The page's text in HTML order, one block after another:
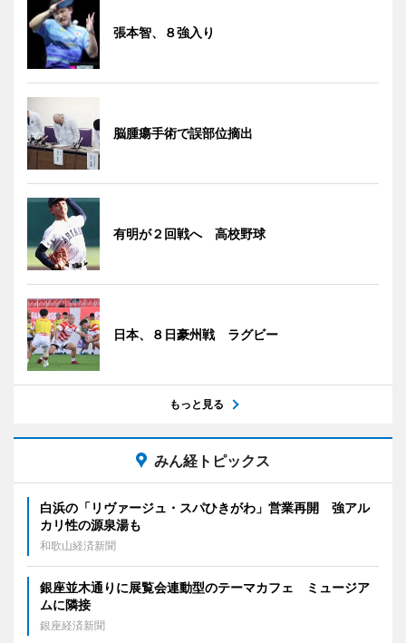
張本智、８強入り
脳腫瘍手術で誤部位摘出
有明が２回戦へ 高校野球
日本、８日豪州戦 ラグビー
もっと見る
みん経トピックス
白浜の「リヴァージュ・スパひきがわ」営業再開 強アル
カリ性の源泉湯も
和歌山経済新聞
銀座並木通りに展覧会連動型のテーマカフェ ミュージア
ムに隣接
銀座経済新聞